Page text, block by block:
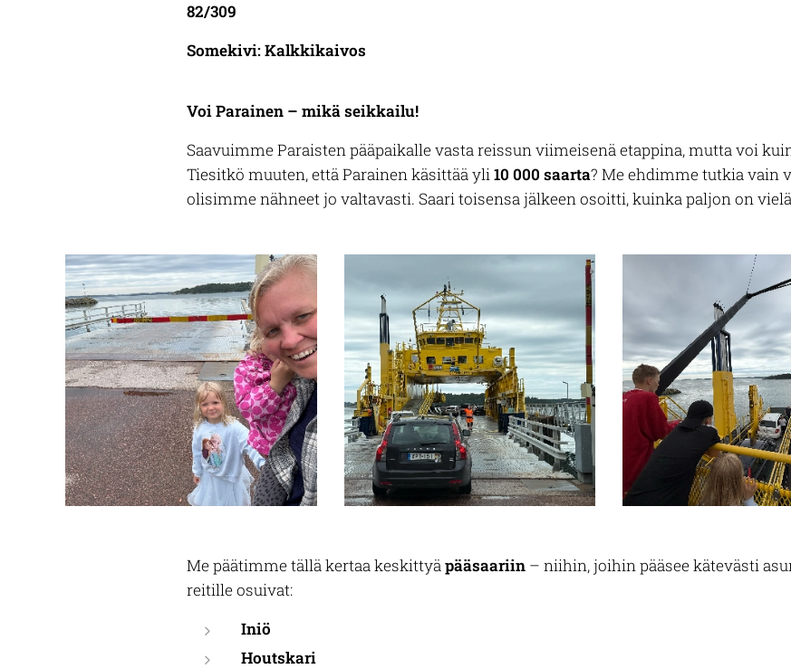
82/309
Somekivi: Kalkkikaivos
Voi Parainen – mikä seikkailu!
Saavuimme Paraisten pääpaikalle vasta reissun viimeisenä etappina, mutta voi
Tiesitkö muuten, että Parainen käsittää yli10 000 saarta? Me ehdimme tutkia vain
olisimme nähneet jo valtavasti. Saari toisensa jälkeen osoitti, kuinka paljon on
Me päätimme tällä kertaa keskittyä pääsaariin – niihin, joihin pääsee kätevästi
reitille osuivat:
Iniö
Houtskari